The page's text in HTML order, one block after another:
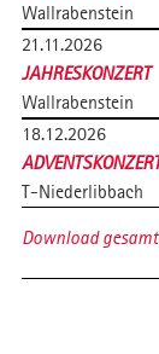
Wallrabenstein
21.11.2026
JAHRESKONZERT
Wallrabenstein
18.12.2026
T-Niederlibbach
Download